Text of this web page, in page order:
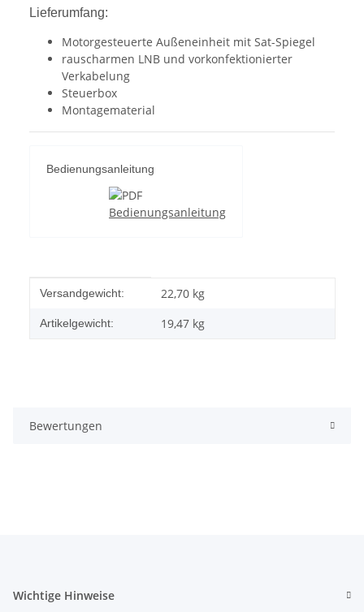
Lieferumfang:
Motorgesteuerte Außeneinheit mit Sat-Spiegel
rauscharmen LNB und vorkonfektionierter
Verkabelung
Steuerbox
Montagematerial
Bedienungsanleitung
Bedienungsanleitung
Produkteigenschaft
Wert
Versandgewicht: 22,70 kg
Artikelgewicht: 19,47 kg
Bewertungen
Wichtige Hinweise